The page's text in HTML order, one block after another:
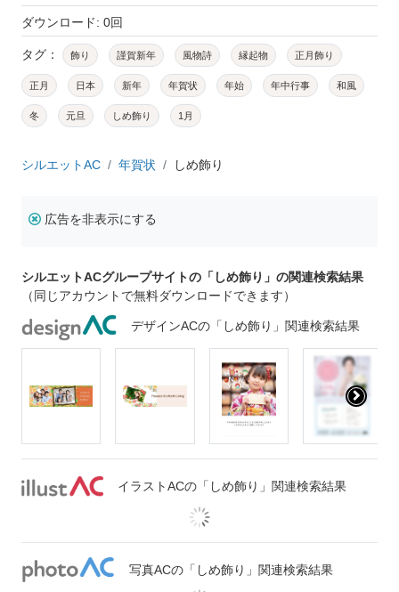
ダウンロード: 0回
タグ： 飾り 謹賀新年 風物詩 縁起物 正月飾り
正月 日本 新年 年賀状 年始 年中行事 和風
冬 元旦 しめ飾り 1月
シルエットAC 年賀状 しめ飾り
広告を非表示にする
シルエットACグループサイトの「しめ飾り」の関連検索結果
（同じアカウントで無料ダウンロードできます）
デザインACの「しめ飾り」関連検索結果
イラストACの「しめ飾り」関連検索結果
写真ACの「しめ飾り」関連検索結果